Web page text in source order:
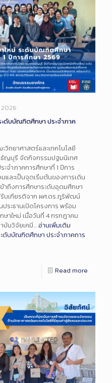
ดับบัณฑิตศึกษา ประจำภาค
ทยาศาสตร์และเทคโนโลยี
ธัญบุรี จัดกิจกรรมปฐมนิเทศ
จำภาคการศึกษาที่ 1 ปีการ
และเป็นจุดเริ่มต้นของการเดิน
าถึงการศึกษาระดับอุดมศึกษา
บเกียรติจาก ผศ.ดร.ภูริพัฒน์
ระธานเปิดโครงการ พร้อม
ษาใหม่ เมื่อวันที่ 4 กรกฎาคม
บันวิจัยเคมี…อ่านเพิ่มเติม
ดับบัณฑิตศึกษา ประจำภาคการ
Read more